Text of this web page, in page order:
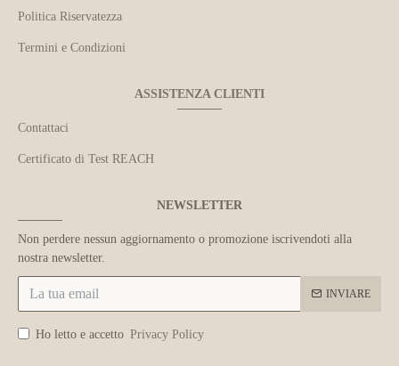
Politica Riservatezza
Termini e Condizioni
ASSISTENZA CLIENTI
Contattaci
Certificato di Test REACH
NEWSLETTER
Non perdere nessun aggiornamento o promozione iscrivendoti alla
nostra newsletter.
INVIARE
Ho letto e accetto Privacy Policy